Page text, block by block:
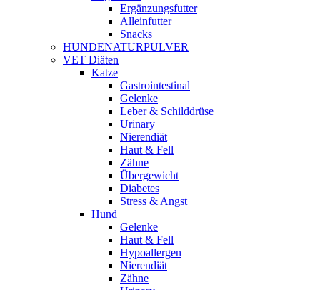
Ergänzungsfutter
Alleinfutter
Snacks
HUNDENATURPULVER
VET Diäten
Katze
Gastrointestinal
Gelenke
Leber & Schilddrüse
Urinary
Nierendiät
Haut & Fell
Zähne
Übergewicht
Diabetes
Stress & Angst
Hund
Gelenke
Haut & Fell
Hypoallergen
Nierendiät
Zähne